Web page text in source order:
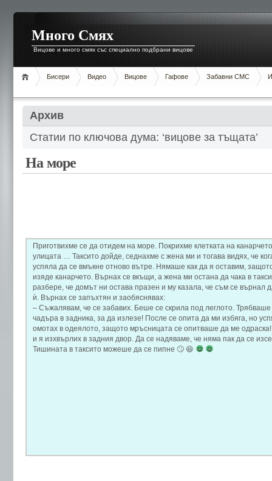
Много Смях
Вицове и много смях със специално подбрани вицове
Бисери Видео Вицове Гафове Забавни СМС
Архив
Статии по ключова дума: ‘вицове за тъщата’
На море
Приготвихме се да отидем на море. Покрихме клетката на
улицата … Таксито дойде, седнахме с жена ми и тогава видях, че
успяла да се вмъкне отново вътре. Нямаше как да я оставим,
изяде канарчето. Върнах се вкъщи, а жена ми остана да чака в
разбере, че домът ни остава празен и му казала, че съм се върнал
ѝ. Върнах се запъхтян и заобяснявах:
– Съжалявам, че се забавих. Беше се скрила под леглото.
чадъра в задника, за да излезе! После се опита да ми избяга, но
омотах в одеялото, защото мръсницата се опитваше да ме
и я изхвърлих в задния двор. Да се надяваме, че няма пак да се
Тишината в таксито можеше да се пипне 🙄 😆